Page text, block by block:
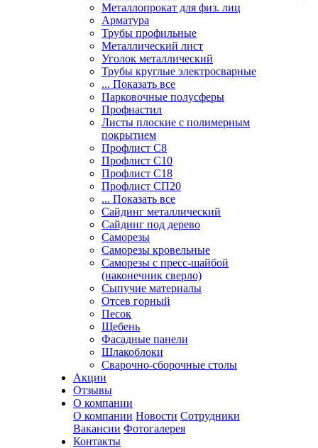
Металлопрокат для физ. лиц
Арматура
Трубы профильные
Металлический лист
Уголок металлический
Трубы круглые электросварные
... Показать все
Парковочные полусферы
Профнастил
Листы плоские с полимерным
покрытием
Профлист С8
Профлист С10
Профлист С18
Профлист СП20
... Показать все
Сайдинг металлический
Cайдинг под дерево
Саморезы
Саморезы кровельные
Саморезы с пресс-шайбой
(наконечник сверло)
Сыпучие материалы
Отсев горный
Песок
Щебень
Фасадные панели
Шлакоблоки
Сварочно-сборочные столы
Акции
Отзывы
О компании
О компании Новости Сотрудники
Вакансии Фотогалерея
Контакты